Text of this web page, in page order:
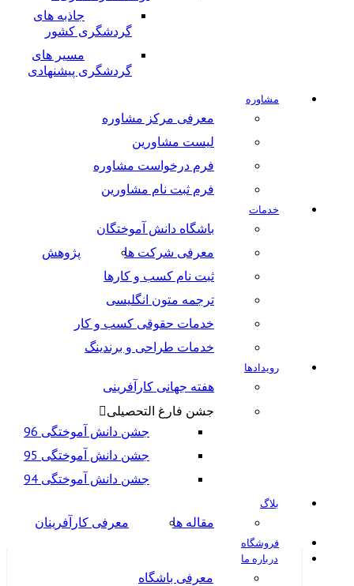
جاذبه های
گردشگری کشور
مسیر های
گردشگری پیشنهادی
مشاوره
معرفی مرکز مشاوره
لیست مشاورین
فرم درخواست مشاوره
فرم ثبت نام مشاورین
خدمات
باشگاه دانش آموختگان
معرفی شرکت ها
پژوهش
ثبت نام کسب و کارها
ترجمه متون انگلیسی
خدمات حقوقی کسب و کار
خدمات طراحی و برندینگ
رویدادها
هفته جهانی کارآفرینی
جشن فارغ التحصیلی
جشن دانش آموختگی 96
جشن دانش آموختگی 95
جشن دانش آموختگی 94
بلاگ
مقاله ها معرفی کارآفرینان
فروشگاه
درباره ما
معرفی باشگاه